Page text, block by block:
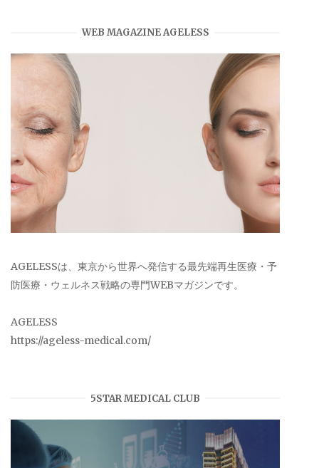
WEB MAGAZINE AGELESS
AGELESSは、東京から世界へ発信する最先端再生医療・予
防医療・ウェルネス戦略の専門WEBマガジンです。
AGELESS
https://ageless-medical.com/
5STAR MEDICAL CLUB